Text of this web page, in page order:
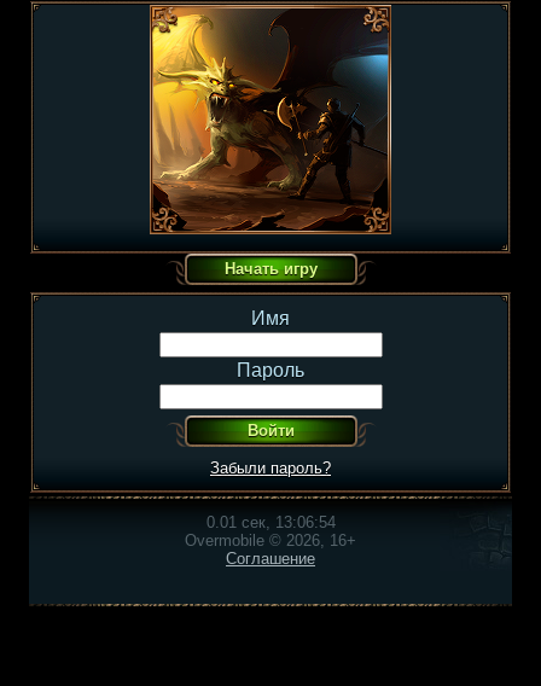
Имя
Пароль
Забыли пароль?
0.01 сек, 13:06:54
Overmobile © 2026, 16+
Соглашение